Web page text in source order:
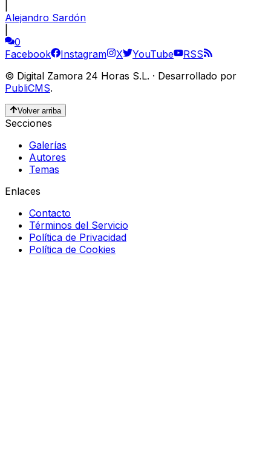
Alejandro Sardón
0
Facebook
Instagram X YouTube
RSS
© Digital Zamora 24 Horas S.L. · Desarrollado por
PubliCMS.
Volver arriba
Secciones
Galerías
Autores
Temas
Enlaces
Contacto
Términos del Servicio
Política de Privacidad
Política de Cookies